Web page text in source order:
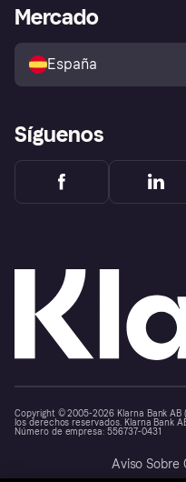
Directorio de tiendas
Política de protección al
comprador de Klarna
Reclamaciones
Acceso empresas
Mercado
España
Síguenos
Copyright © 2005-2026 Klarna Bank AB
los derechos reservados. Klarna Bank
Número de empresa: 556737-0431
Aviso Sobre